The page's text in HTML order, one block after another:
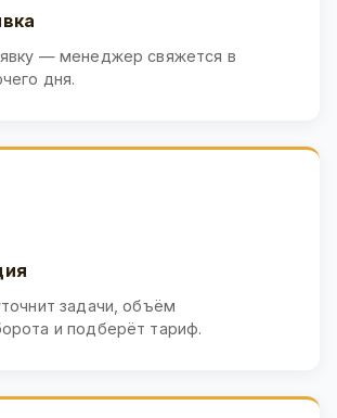
— менеджер свяжется в
дня.
задачи, объём
и подберёт тариф.